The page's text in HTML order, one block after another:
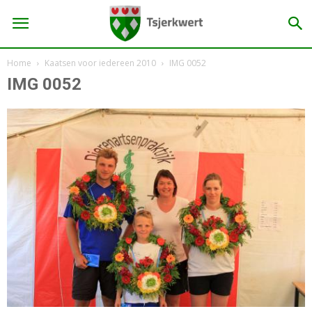
Home Kaatsen voor iedereen 2010 IMG 0052
IMG 0052